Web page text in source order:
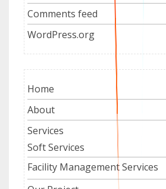
Comments feed
WordPress.org
Home
About
Services
Soft Services
Facility Management Services